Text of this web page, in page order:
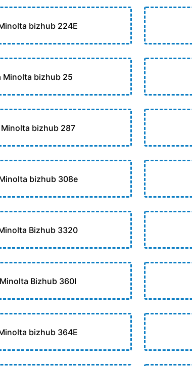
bizhub 224E
Minolta bizhub 25
bizhub 287
bizhub 308e
Bizhub 3320
Bizhub 360I
bizhub 364E